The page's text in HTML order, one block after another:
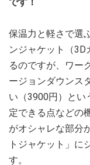
保温力と軽さで選
ンジャケット（
るのですが、ワー
ージョンダウンス
い（3900円）とい
定できる点などの
がオシャレな部分
トジャケット」に
す。